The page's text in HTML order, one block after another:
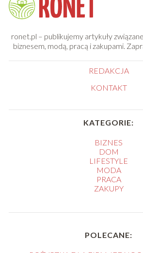
ronet.pl – publikujemy artykuły
biznesem, modą, pracą i zakupami.
REDAKCJA
KONTAKT
KATEGORIE:
BIZNES
DOM
LIFESTYLE
MODA
PRACA
ZAKUPY
POLECANE: